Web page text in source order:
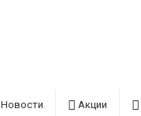
Новости Акции